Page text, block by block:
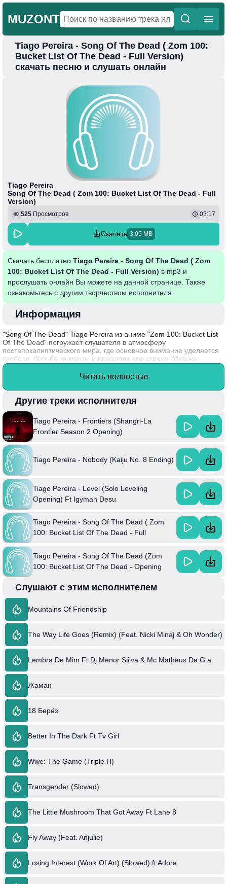
MUZONT
Главная
Новинки
Tiago Pereira - Song Of The Dead ( Zom 100:
Bucket List Of The Dead - Full Version)
скачать песню и слушать онлайн
Tiago Pereira
Song Of The Dead ( Zom 100: Bucket List Of The Dead - Full
Version)
525 Просмотров 03:17
Скачать 3.05 MB
Скачать бесплатно Tiago Pereira - Song Of The Dead ( Zom
100: Bucket List Of The Dead - Full Version) в mp3 и
прослушать онлайн Вы можете на данной странице. Также
ознакомьтесь с другим творчеством исполнителя.
Информация
"Song Of The Dead" Tiago Pereira из аниме "Zom 100: Bucket List
Of The Dead" погружает слушателя в атмосферу
постапокалиптического мира, где основное внимание уделяется
свободе, борьбе за мечты и преодолению страха. Музыка
сочетает живую энергетику и меланхолию, отражая внутренние
переживания героев, которые стремятся насладиться жизнью
важность оставаться верным своим желаниям и мечтам,
несмотря на внешние испытания.
Tiago Pereira – известный музыкант, который активно
экспериментирует с жанрами, смешивая элементы поп и року,
что делает его работы уникальными и запоминаемыми.
Читать полностью
Другие треки исполнителя
Tiago Pereira - Frontiers (Shangri-La
Frontier Season 2 Opening)
Tiago Pereira - Nobody (Kaiju No. 8 Ending)
Tiago Pereira - Level (Solo Leveling
Opening) Ft Igyman Desu
Tiago Pereira - Song Of The Dead ( Zom
100: Bucket List Of The Dead - Full
Tiago Pereira - Song Of The Dead (Zom
100: Bucket List Of The Dead - Opening
Слушают с этим исполнителем
Mountains Of Friendship
The Way Life Goes (Remix) (Feat. Nicki Minaj & Oh Wonder)
Lembra De Mim Ft Dj Menor Siilva & Mc Matheus Da G.a
Жаман
18 Берёз
Better In The Dark Ft Tv Girl
Wwe: The Game (Triple H)
Transgender (Slowed)
The Little Mushroom That Got Away Ft Lane 8
Fly Away (Feat. Anjulie)
Losing Interest (Work Of Art) (Slowed) ft Adore